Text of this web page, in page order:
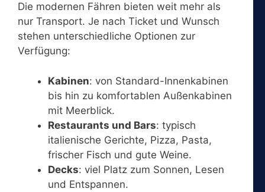
Die modernen Fähren bieten weit mehr als
nur Transport. Je nach Ticket und Wunsch
stehen unterschiedliche Optionen zur
Verfügung:
Kabinen: von Standard-Innenkabinen
bis hin zu komfortablen Außenkabinen
mit Meerblick.
Restaurants und Bars: typisch
italienische Gerichte, Pizza, Pasta,
frischer Fisch und gute Weine.
Decks: viel Platz zum Sonnen, Lesen
und Entspannen.